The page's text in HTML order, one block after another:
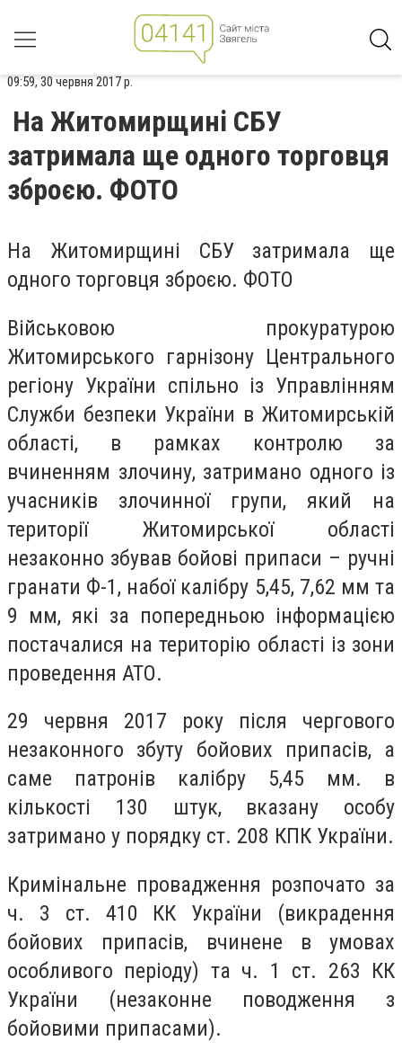
09:59, 30 червня 2017 р.
На Житомирщині СБУ
затримала ще одного торговця
зброєю. ФОТО
На Житомирщині СБУ затримала ще
одного торговця зброєю. ФОТО
Військовою прокуратурою
Житомирського гарнізону Центрального
регіону України спільно із Управлінням
Служби безпеки України в Житомирській
області, в рамках контролю за
вчиненням злочину, затримано одного із
учасників злочинної групи, який на
території Житомирської області
незаконно збував бойові припаси – ручні
гранати Ф-1, набої калібру 5,45, 7,62 мм та
9 мм, які за попередньою інформацією
постачалися на територію області із зони
проведення АТО.
29 червня 2017 року після чергового
незаконного збуту бойових припасів, а
саме патронів калібру 5,45 мм. в
кількості 130 штук, вказану особу
затримано у порядку ст. 208 КПК України.
Кримінальне провадження розпочато за
ч. 3 ст. 410 КК України (викрадення
бойових припасів, вчинене в умовах
особливого періоду) та ч. 1 ст. 263 КК
України (незаконне поводження з
бойовими припасами).